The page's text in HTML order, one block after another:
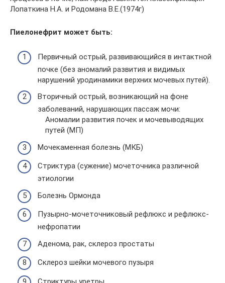
Лопаткина Н.А. и Родомана В.Е.(1974г)
Пиелонефрит может быть:
Первичный острый, развивающийся в интактной
почке (без аномалий развития и видимых
нарушений уродинамики верхних мочевых путей).
Вторичный острый, возникающий на фоне
заболеваний, нарушающих пассаж мочи:
Аномалии развития почек и мочевыводящих
путей (МП)
Мочекаменная болезнь (МКБ)
Стриктура (сужение) мочеточника различной
этиологии
Болезнь Ормонда
Пузырно-мочеточниковый рефлюкс и рефлюкс-
нефропатии
Аденома, рак, склероз простаты
Склероз шейки мочевого пузыря